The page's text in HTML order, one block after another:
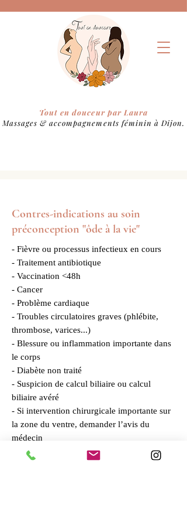
Tout en douceur par Laura
Massages &accompagnements féminin à Dijon.
Contres-indications au soin
préconception "ôde à la vie"
- Fièvre ou processus infectieux en cours
- Traitement antibiotique
- Vaccination <48h
- Cancer
- Problème cardiaque
- Troubles circulatoires graves (phlébite,
thrombose, varices...)
- Blessure ou inflammation importante dans
le corps
- Diabète non traité
- Suspicion de calcul biliaire ou calcul
biliaire avéré
- Si intervention chirurgicale importante sur
la zone du ventre, demander l’avis du
médecin
Maladie de Crohn / rectocolite